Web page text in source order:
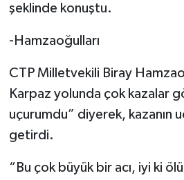
şeklinde konuştu.
-Hamzaoğulları
CTP Milletvekili Biray
Karpaz yolunda çok kazalar
uçurumdu” diyerek, kazanın
getirdi.
“Bu çok büyük bir acı, iyi ki